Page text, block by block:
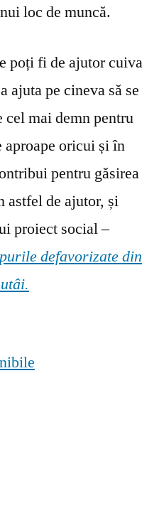
loc de muncă.
poți fi de ajutor cuiva
ajuta pe cineva să se
mai demn pentru
aproape oricui și în
pentru găsirea
astfel de ajutor, și
proiect social –
defavorizate din